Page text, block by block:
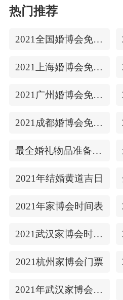
热门推荐
2021全国婚博会免费门票
2021上海婚博会免费门票
2021广州婚博会免费门票
2021成都婚博会免费门票
最全婚礼物品准备清单
2021年结婚黄道吉日
2021年家博会时间表
2021武汉家博会时间表
2021杭州家博会门票
2021年武汉家博会门票